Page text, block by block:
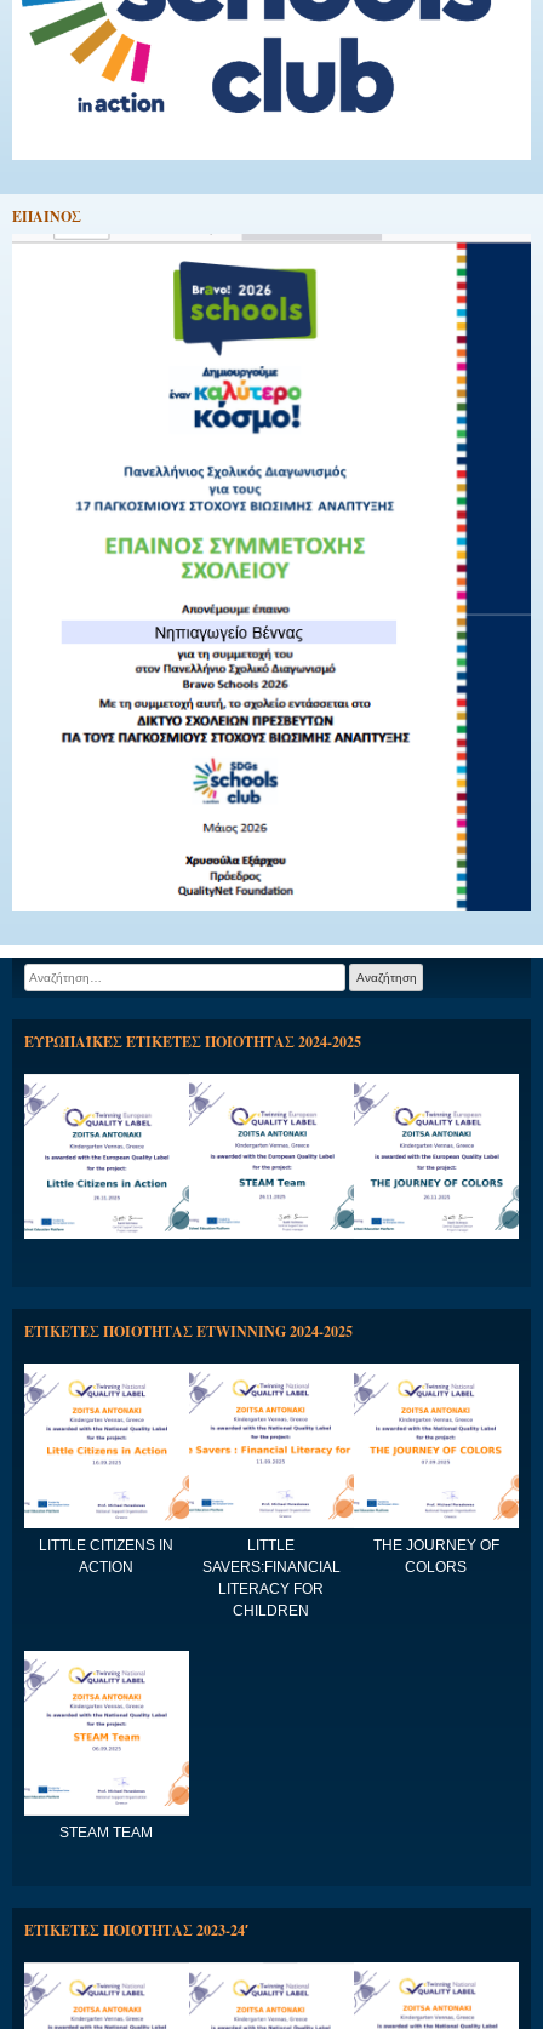
EΠΑΙΝΟΣ
Αναζήτηση
για:
ΕΥΡΩΠΑΪΚΕΣ ΕΤΙΚΕΤΕΣ ΠΟΙΟΤΗΤΑΣ 2024-2025
ΕΤΙΚΕΤΕΣ ΠΟΙΟΤΗΤΑΣ ETWINNING 2024-2025
LITTLE CITIZENS IN
ACTION
LITTLE
SAVERS:FINANCIAL
LITERACY FOR
CHILDREN
THE JOURNEY OF
COLORS
STEAM TEAM
ΕΤΙΚΕΤΕΣ ΠΟΙΟΤΗΤΑΣ 2023-24′